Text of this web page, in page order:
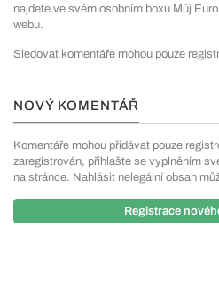
najdete ve svém osobním boxu Můj
webu.
Sledovat komentáře mohou pouze
NOVÝ KOMENTÁŘ
Komentáře mohou přidávat pouze
zaregistrován, přihlašte se vyplněním
na stránce. Nahlásit nelegální obsah
Registrace